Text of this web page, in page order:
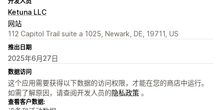
Ketuna LLC
网站
112 Capitol Trail suite a 1025, Newark, DE, 19711, US
推出日期
2025年6月27日
数据访问
这个应用需要获得以下数据的访问权限，才能在您的商店中运行。
如需了解原因，请查阅开发人员的隐私政策 。
查看客户数据: